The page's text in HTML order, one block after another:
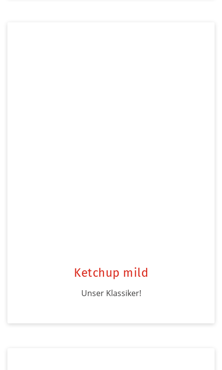
Ketchup mild
Unser Klassiker!